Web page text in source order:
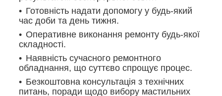
Готовність надати допомогу у будь-який
час доби та день тижня.
Оперативне виконання ремонту будь-якої
складності.
Наявність сучасного ремонтного
обладнання, що суттєво спрощує процес.
Безкоштовна консультація з технічних
питань, поради щодо вибору мастильних